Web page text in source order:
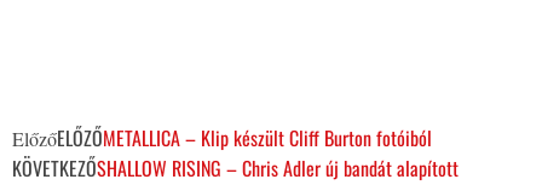
ElőzőELŐZŐMETALLICA – Klip készült Cliff Burton fotóiból
KÖVETKEZŐSHALLOW RISING – Chris Adler új bandát alapított